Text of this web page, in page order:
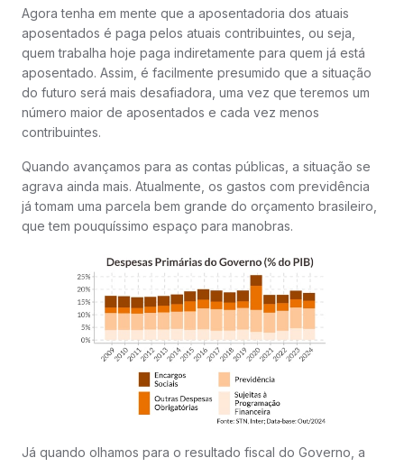
Agora tenha em mente que a aposentadoria dos atuais
aposentados é paga pelos atuais contribuintes, ou seja,
quem trabalha hoje paga indiretamente para quem já está
aposentado. Assim, é facilmente presumido que a situação
do futuro será mais desafiadora, uma vez que teremos um
número maior de aposentados e cada vez menos
contribuintes.
Quando avançamos para as contas públicas, a situação se
agrava ainda mais. Atualmente, os gastos com previdência
já tomam uma parcela bem grande do orçamento brasileiro,
que tem pouquíssimo espaço para manobras.
Já quando olhamos para o resultado fiscal do Governo, a